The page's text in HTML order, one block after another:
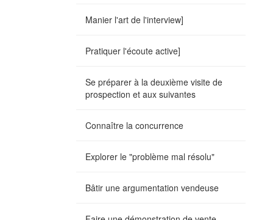
Manier l'art de l'interview]
Pratiquer l'écoute active]
Se préparer à la deuxième visite de
prospection et aux suivantes
Connaître la concurrence
Explorer le "problème mal résolu"
Bâtir une argumentation vendeuse